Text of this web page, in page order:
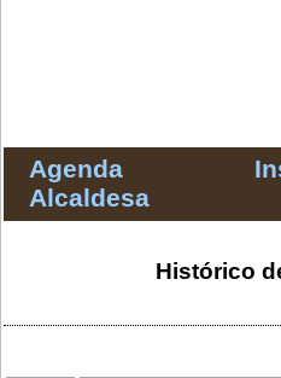
Agenda
Alcaldesa
Histórico